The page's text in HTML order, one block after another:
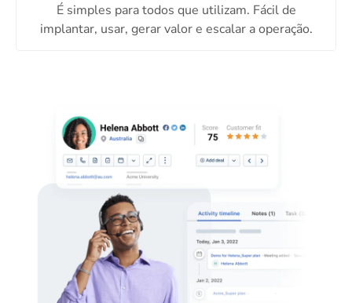
É simples para todos que utilizam. Fácil de
implantar, usar, gerar valor e escalar a operação.